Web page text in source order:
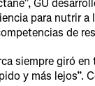
GU
para nutrir
de
siempre giró
y más lejos”.